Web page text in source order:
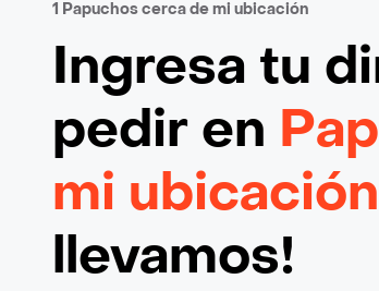
1 Papuchos cerca de mi ubicación
Ingresa tu
pedir en
mi ubicación
llevamos!